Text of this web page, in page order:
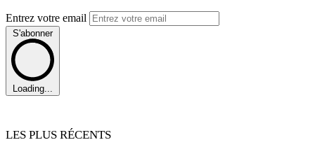
Entrez votre email
S'abonner
Loading...
LES PLUS RÉCENTS